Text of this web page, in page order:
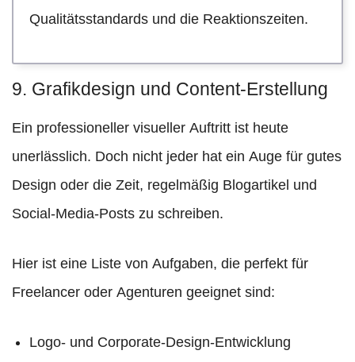
Qualitätsstandards und die Reaktionszeiten.
9. Grafikdesign und Content-Erstellung
Ein professioneller visueller Auftritt ist heute
unerlässlich. Doch nicht jeder hat ein Auge für gutes
Design oder die Zeit, regelmäßig Blogartikel und
Social-Media-Posts zu schreiben.
Hier ist eine Liste von Aufgaben, die perfekt für
Freelancer oder Agenturen geeignet sind:
Logo- und Corporate-Design-Entwicklung